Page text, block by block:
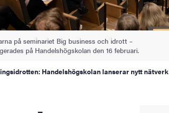
på seminariet Big business och idrott –
på Handelshögskolan den 16 februari.
Handelshögskolan lanserar nytt nätverk